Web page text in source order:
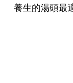
養生的湯頭最